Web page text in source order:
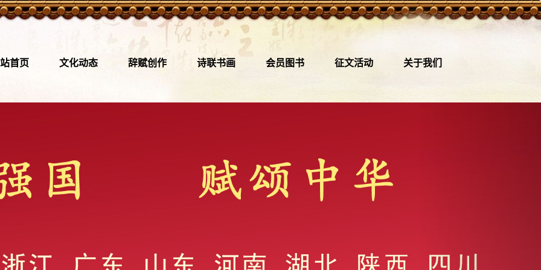
首页 文化动态 辞赋创作 诗联书画 会员图书 征文活动 关于我们